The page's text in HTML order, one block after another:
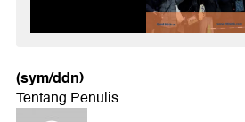
(sym/ddn)